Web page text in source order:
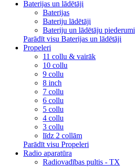
Baterijas un lādētāji
Baterijas
Bateriju lādētāji
Bateriju un lādētāju piederumi
Parādīt visu Baterijas un lādētāji
Propeleri
11 collu & vairāk
10 collu
9 collu
8 inch
7 collu
6 collu
5 collu
4 collu
3 collu
līdz 2 collām
Parādīt visu Propeleri
Radio aparatūra
Radiovadības pultis - TX